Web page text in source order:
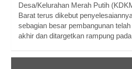
Desa/Kelurahan Merah Putih
Barat terus dikebut
sebagian besar pembangunan
akhir dan ditargetkan rampung